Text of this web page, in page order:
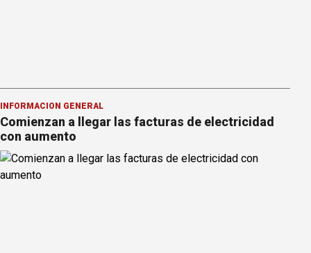
INFORMACION GENERAL
Comienzan a llegar las facturas de electricidad
con aumento